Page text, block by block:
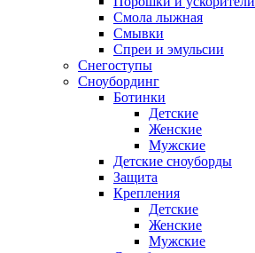
Смола лыжная
Смывки
Спреи и эмульсии
Снегоступы
Сноубординг
Ботинки
Детские
Женские
Мужские
Детские сноуборды
Защита
Крепления
Детские
Женские
Мужские